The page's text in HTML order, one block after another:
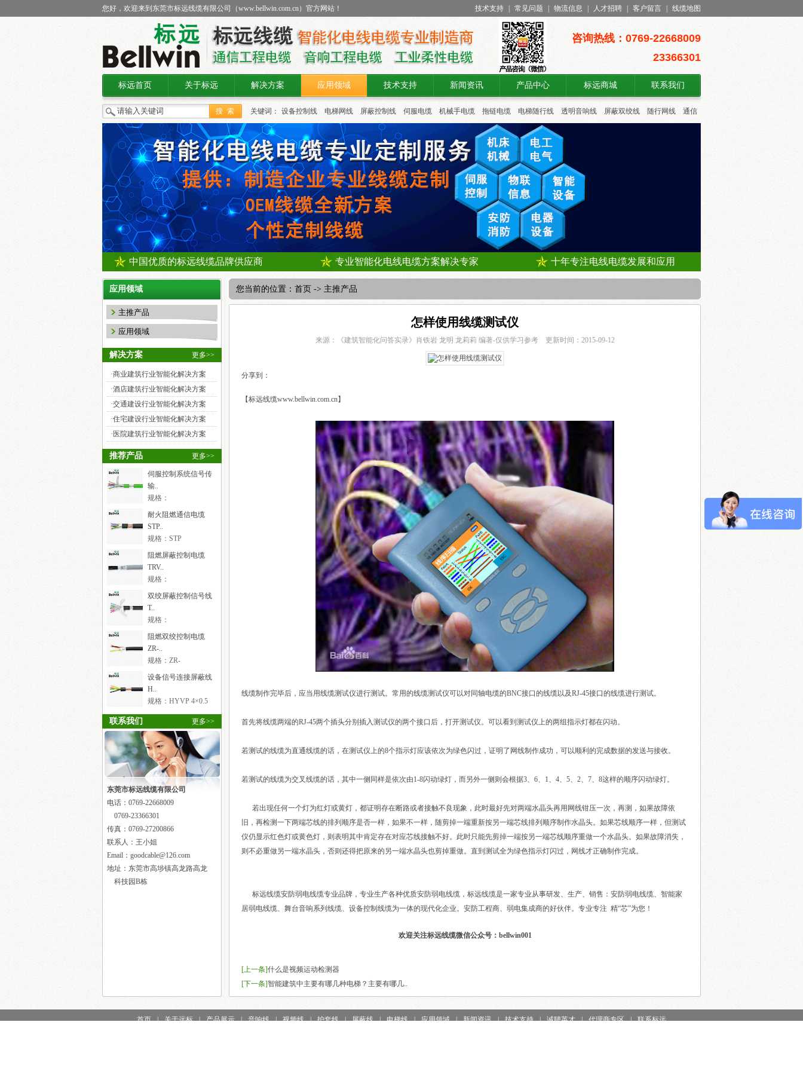
您好，欢迎来到东莞市标远线缆有限公司（www.bellwin.com.cn）官方网站！ 技术支持 常见问题 物流信息 人才招聘 客户留言 线缆地图
咨询热线：0769-22668009
23366301
标远首页 关于标远 解决方案 应用领域 技术支持 新闻资讯 产品中心 标远商城 联系我们
关键词： 设备控制线 电梯网线 屏蔽控制线 伺服电缆 机械手电缆 拖链电缆 电梯随行线 透明音响线 屏蔽双绞线 随行网线
通信
线缆
中国优质的标远线缆品牌供应商 专业智能化电线电缆方案解决专家 十年专注电线电缆发展和应用
应用领域
主推产品
应用领域
更多>>
解决方案
·商业建筑行业智能化解决方案
·酒店建筑行业智能化解决方案
·交通建设行业智能化解决方案
·住宅建设行业智能化解决方案
· 医院建筑行业智能化解决方案
更多>>
推荐产品
伺服控制系统信号传
输..
规格：
TRVVSP4×2×0.2mm²
耐火阻燃通信电缆
STP..
规格：STP
3×2×0.5mm²
阻燃屏蔽控制电缆
TRV..
规格：
TRVVP18×0.75mm²
双绞屏蔽控制信号线
T..
规格：
TRVVSP6×2×2×0.2mm²
阻燃双绞控制电缆
ZR-..
规格：ZR-
RVVS2×2×0.5mm²
设备信号连接屏蔽线
H..
规格：HYVP 4×0.5
更多>>
联系我们
东莞市标远线缆有限公司
电话： 0769-22668009
0769-23366301
传真：0769-27200866
联系人：王小姐
Email：goodcable@126.com
地址：东莞市高埗镇高龙路高龙
科技园B栋
您当前的位置： 首页 -> 主推产品
怎样使用线缆测试仪
来源：《建筑智能化问答实录》肖铁岩 龙明 龙莉莉 编著-仅供学习参考 更新时间：2015-09-12
分享到：
【标远线缆www.bellwin.com.cn】
线缆制作完毕后，应当用线缆测试仪进行测试。常用的线缆测试仪可以对同轴电缆的BNC接口的线缆以及RJ-45接口的线缆进行测试。
首先将线缆两端的RJ-45两个插头分别插入测试仪的两个接口后，打开测试仪。可以看到测试仪上的两组指示灯都在闪动。
若测试的线缆为直通线缆的话，在测试仪上的8个指示灯应该依次为绿色闪过，证明了网线制作成功，可以顺利的完成数据的发送与接收。
若测试的线缆为交叉线缆的话，其中一侧同样是依次由1-8闪动绿灯，而另外一侧则会根据3、6、1、4、5、2、7、8这样的顺序闪动绿灯。
若出现任何一个灯为红灯或黄灯，都证明存在断路或者接触不良现象，此时最好先对两端水晶头再用网线钳压一次，再测，如果故障依
旧，再检测一下两端芯线的排列顺序是否一样，如果不一样，随剪掉一端重新按另一端芯线排列顺序制作水晶头。如果芯线顺序一样，但测试
仪仍显示红色灯或黄色灯，则表明其中肯定存在对应芯线接触不好。此时只能先剪掉一端按另一端芯线顺序重做一个水晶头。如果故障消失，
则不必重做另一端水晶头，否则还得把原来的另一端水晶头也剪掉重做。直到测试全为绿色指示灯闪过，网线才正确制作完成。
标远线缆安防弱电线缆专业品牌，专业生产各种优质安防弱电线缆，标远线缆是一家专业从事研发、生产、销售：安防弱电线缆、智能家
居弱电线缆、舞台音响系列线缆、设备控制线缆为一体的现代化企业。安防工程商、弱电集成商的好伙伴。专业专注 精“芯”为您！
欢迎关注标远线缆微信公众号：bellwin001
[上一条]什么是视频运动检测器
[下一条]智能建筑中主要有哪几种电梯？主要有哪几..
首页 | 关于远标 | 产品展示 | 音响线 | 视频线 | 护套线 | 屏蔽线 | 电梯线 | 应用领域 | 新闻资讯 | 技术支持 | 诚聘英才 | 代理商专区 | 联系标远